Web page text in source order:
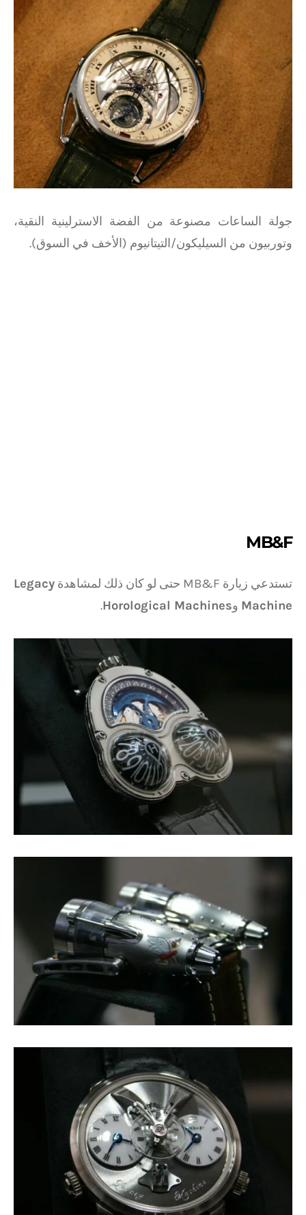
جولة الساعات مصنوعة من الفضة الاسترلينية النقية،
وتوربيون من السيليكون/التيتانيوم (الأخف في السوق).
MB&F
تستدعي زيارة MB&F حتى لو كان ذلك لمشاهدة
Legacy
Machine وHorological Machines
.